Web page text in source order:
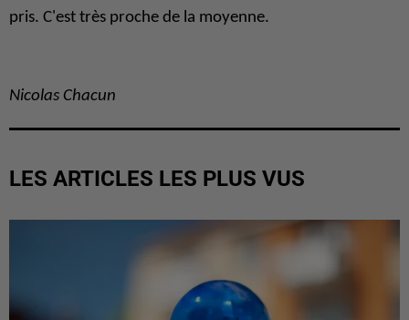
pris. C'est très proche de la moyenne.
Nicolas Chacun
LES ARTICLES LES PLUS VUS